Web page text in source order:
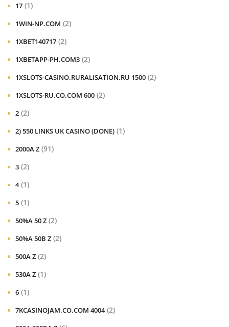
17 (1)
1WIN-NP.COM (2)
1XBET140717 (2)
1XBETAPP-PH.COM3 (2)
1XSLOTS-CASINO.RURALISATION.RU 1500 (2)
1XSLOTS-RU.CO.COM 600 (2)
2 (2)
2) 550 LINKS UK CASINO (DONE) (1)
2000A Z (91)
3 (2)
4 (1)
5 (1)
50%A 50 Z (2)
50%A 50B Z (2)
500A Z (2)
530A Z (1)
6 (1)
7KCASINOJAM.CO.COM 4004 (2)